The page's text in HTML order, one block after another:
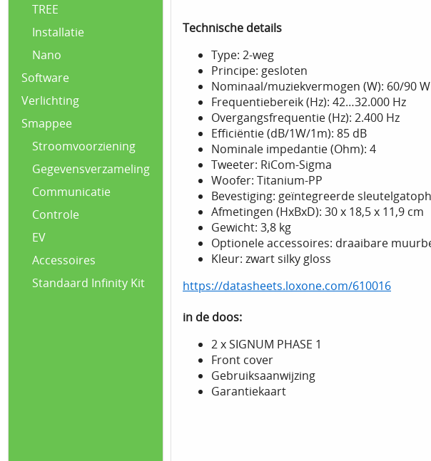
TREE
Installatie
Nano
Software
Verlichting
Smappee
Stroomvoorziening
Gegevensverzameling
Communicatie
Controle
EV
Accessoires
Standaard Infinity Kit
Technische details
Type: 2-weg
Principe: gesloten
Nominaal/muziekvermogen (W): 60/90 W
Frequentiebereik (Hz): 42…32.000 Hz
Overgangsfrequentie (Hz): 2.400 Hz
Efficiëntie (dB/1W/1m): 85 dB
Nominale impedantie (Ohm): 4
Tweeter: RiCom-Sigma
Woofer: Titanium-PP
Bevestiging: geïntegreerde
Afmetingen (HxBxD): 30 x 18,5 x 11,9 cm
Gewicht: 3,8 kg
Optionele accessoires: draaibare
Kleur: zwart silky gloss
https://datasheets.loxone.com/610016
in de doos:
2 x SIGNUM PHASE 1
Front cover
Gebruiksaanwijzing
Garantiekaart